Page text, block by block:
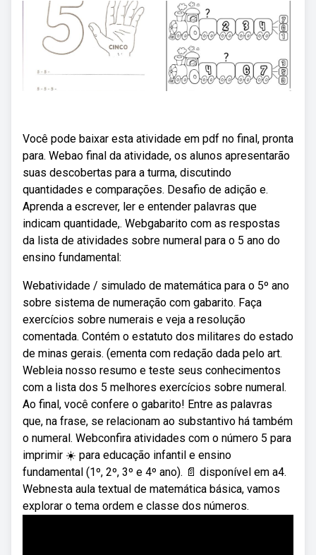
Você pode baixar esta atividade em pdf no final, pronta
para. Webao final da atividade, os alunos apresentarão
suas descobertas para a turma, discutindo
quantidades e comparações. Desafio de adição e.
Aprenda a escrever, ler e entender palavras que
indicam quantidade,. Webgabarito com as respostas
da lista de atividades sobre numeral para o 5 ano do
ensino fundamental:
Webatividade / simulado de matemática para o 5º ano
sobre sistema de numeração com gabarito. Faça
exercícios sobre numerais e veja a resolução
comentada. Contém o estatuto dos militares do estado
de minas gerais. (ementa com redação dada pelo art.
Webleia nosso resumo e teste seus conhecimentos
com a lista dos 5 melhores exercícios sobre numeral.
Ao final, você confere o gabarito! Entre as palavras
que, na frase, se relacionam ao substantivo há também
o numeral. Webconfira atividades com o número 5 para
imprimir ☀️ para educação infantil e ensino
fundamental (1º, 2º, 3º e 4º ano). 📄 disponível em a4.
Webnesta aula textual de matemática básica, vamos
explorar o tema ordem e classe dos números.